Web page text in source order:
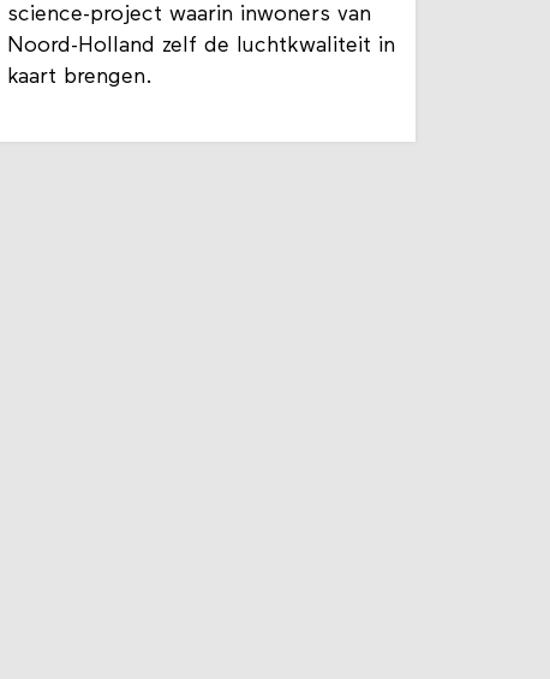
science-project waarin inwoners van
Noord-Holland zelf de luchtkwaliteit in
kaart brengen.